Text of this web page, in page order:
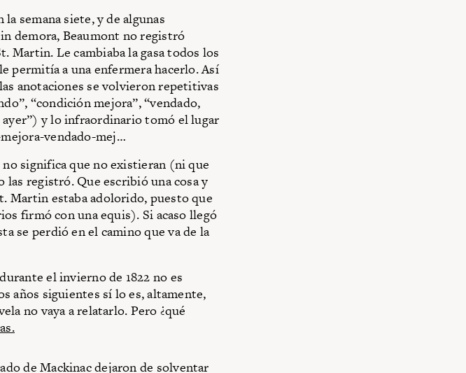
semana siete, y de algunas
demora, Beaumont no registró
Martin. Le cambiaba la gasa todos los
permitía a una enfermera hacerlo. Así
anotaciones se volvieron repetitivas
“condición mejora”, “vendado,
ayer”) y lo infraordinario tomó el lugar
vendado-mej…
significa que no existieran (ni que
registró. Que escribió una cosa y
Martin estaba adolorido, puesto que
firmó con una equis). Si acaso llegó
se perdió en el camino que va de la
el invierno de 1822 no es
años siguientes sí lo es, altamente,
no vaya a relatarlo. Pero ¿qué
de Mackinac dejaron de solventar